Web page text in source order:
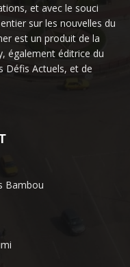
et avec le souci
sur les nouvelles du
est un produit de la
également éditrice du
Défis Actuels, et de
Bambou